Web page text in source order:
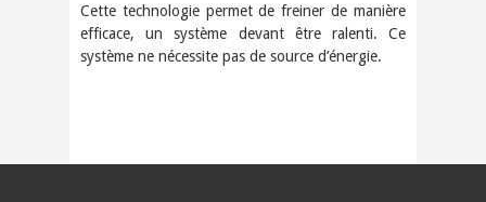
Cette technologie permet de freiner de manière
efficace, un système devant être ralenti. Ce
système ne nécessite pas de source d’énergie.